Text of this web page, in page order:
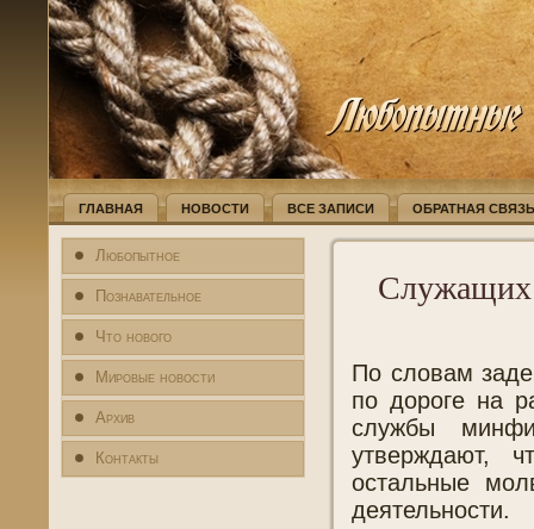
ГЛАВНАЯ НОВОСТИ ВСЕ ЗАПИСИ ОБРАТНАЯ СВЯЗЬ
Любопытное
Познавательное
Что нового
Мировые новости
Архив
Контакты
Служащих
По словам
по дороге на
службы
утверждают,
остальные
деятельности.